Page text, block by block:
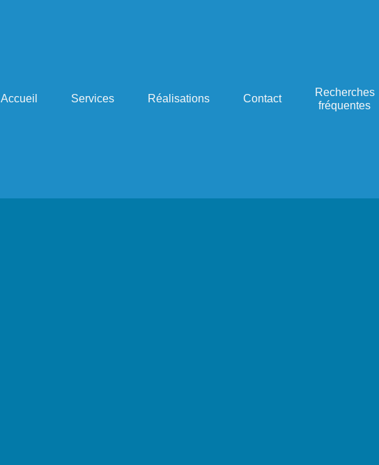
Accueil Services Réalisations Contact
Recherches
fréquentes